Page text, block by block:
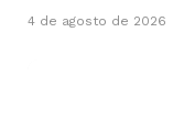
4 de agosto de 2026